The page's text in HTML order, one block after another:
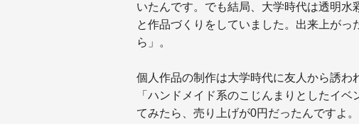
いたんです。でも結局、大学時代は透明水
と作品づくりをしていました。出来上が
ら」。
個人作品の制作は大学時代に友人から誘わ
「ハンドメイド系のこじんまりとしたイ
てみたら、売り上げが0円だったんですよ